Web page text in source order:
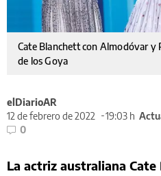
Cate Blanchett con Almodóvar y
de los Goya
elDiarioAR
12 de febrero de 2022
19:03 h
0
La actriz australiana